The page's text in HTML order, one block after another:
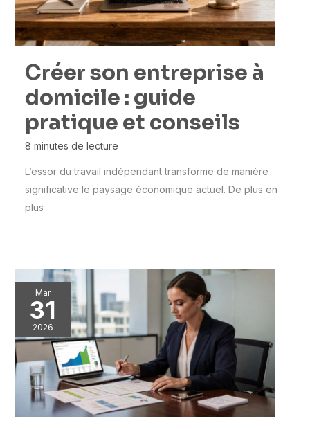
Créer son entreprise à
domicile : guide
pratique et conseils
8 minutes de lecture
L’essor du travail indépendant transforme de manière
significative le paysage économique actuel. De plus en
plus
Mar
31
2026